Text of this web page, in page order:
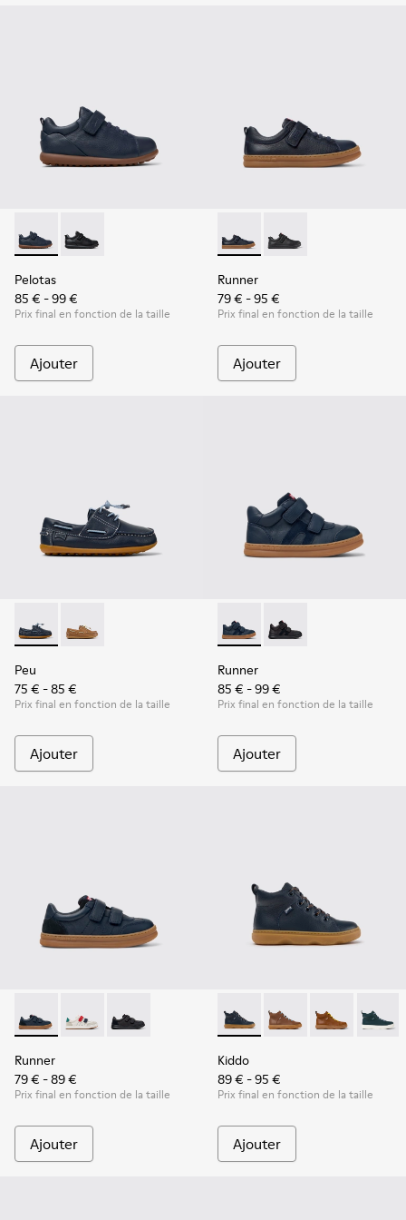
Pelotas - K800316-004 - Chaussures bleues en cuir et
Pelotas - K800316-003 - Chaussures noires en cuir
Pelotas
85 € - 99 €
Prix final en fonction de la taille
Ajouter
Runner - K800319-006 -
Runner - K800319-
Runner
79 € - 95 €
Prix final en fonction de la taille
Ajouter
Peu - K800689-002 - Chaussures bateau en cuir bleu pour
Peu - K800689-004
Peu
75 € - 85 €
Prix final en fonction de la taille
Ajouter
Runner - K900384-001 -
Runner - K900384-
Runner
85 € - 99 €
Prix final en fonction de la taille
Ajouter
Runner - K800652-003 - Baskets bleues en cuir et nubuck
Runner - K800652-007
Runner - K800652-001 - Baskets noires en
Runner
79 € - 89 €
Prix final en fonction de la taille
Ajouter
Kiddo - K900189-026 -
Kiddo - K900189-028
Kiddo -Kiddo
Kiddo
89 € - 95 €
Prix final en fonction de la taille
Ajouter